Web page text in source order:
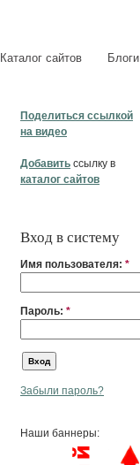
Каталог сайтов Блоги
Поделиться ссылкой
на видео
Добавить ссылку в
каталог сайтов
Вход в систему
Имя пользователя: *
Пароль: *
Забыли пароль?
Наши баннеры: